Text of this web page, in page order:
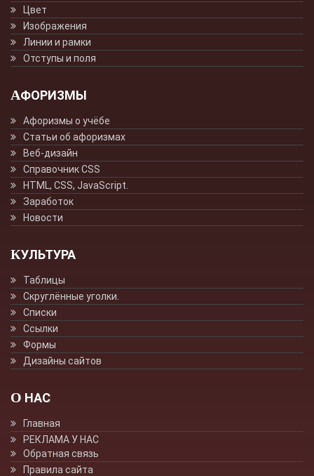
Цвет
Изображения
Линии и рамки
Отступы и поля
АФОРИЗМЫ
Афоризмы о учёбе
Статьи об афоризмах
Веб-дизайн
Справочник CSS
HTML, CSS, JavaScript.
Заработок
Новости
КУЛЬТУРА
Таблицы
Скруглённые уголки.
Списки
Ссылки
Формы
Дизайны сайтов
О НАС
Главная
РЕКЛАМА У НАС
Обратная связь
Правила сайта